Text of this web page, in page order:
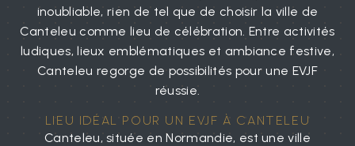
inoubliable, rien de tel que de choisir la ville de
Canteleu comme lieu de célébration. Entre activités
ludiques, lieux emblématiques et ambiance festive,
Canteleu regorge de possibilités pour une EVJF
réussie.
LIEU IDÉAL POUR UN EVJF À CANTELEU
Canteleu, située en Normandie, est une ville